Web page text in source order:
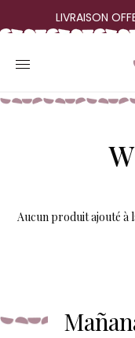
LIVRAISON
Aucun produit ajouté à